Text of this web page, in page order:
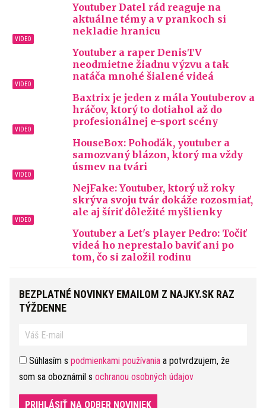
Youtuber Datel rád reaguje na
aktuálne témy a v prankoch si
nekladie hranicu
Youtuber a raper DenisTV
neodmietne žiadnu výzvu a tak
natáča mnohé šialené videá
Baxtrix je jeden z mála Youtuberov a
hráčov, ktorý to dotiahol až do
profesionálnej e-sport scény
HouseBox: Pohoďák, youtuber a
samozvaný blázon, ktorý ma vždy
úsmev na tvári
NejFake: Youtuber, ktorý už roky
skrýva svoju tvár dokáže rozosmiať,
ale aj šíriť dôležité myšlienky
Youtuber a Let's player Pedro: Točiť
videá ho neprestalo baviť ani po
tom, čo si založil rodinu
BEZPLATNÉ NOVINKY EMAILOM Z NAJKY.SK RAZ
TÝŽDENNE
Súhlasím s podmienkami používania a potvrdzujem, že
som sa oboznámil s ochranou osobných údajov
PRIHLÁSIŤ NA ODBER NOVINIEK